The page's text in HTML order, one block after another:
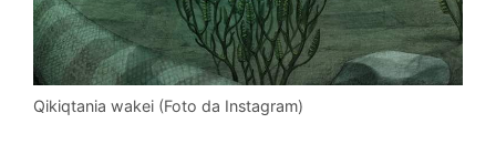
Qikiqtania wakei (Foto da Instagram)